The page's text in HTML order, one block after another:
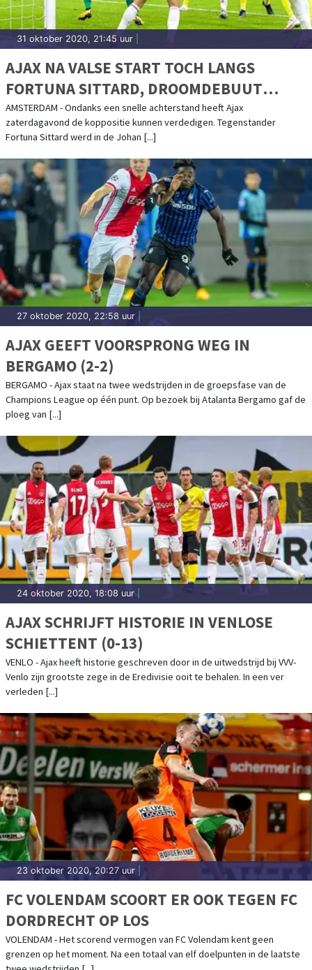
31 oktober 2020, 21:45 uur
AJAX NA VALSE START TOCH LANGS
FORTUNA SITTARD, DROOMDEBUUT
BROBBEY
AMSTERDAM - Ondanks een snelle achterstand heeft Ajax
zaterdagavond de koppositie kunnen verdedigen. Tegenstander
Fortuna Sittard werd in de Johan [...]
27 oktober 2020, 22:58 uur
AJAX GEEFT VOORSPRONG WEG IN
BERGAMO (2-2)
BERGAMO - Ajax staat na twee wedstrijden in de groepsfase van de
Champions League op één punt. Op bezoek bij Atalanta Bergamo gaf de
ploeg van [...]
24 oktober 2020, 18:08 uur
AJAX SCHRIJFT HISTORIE IN VENLOSE
SCHIETTENT (0-13)
VENLO - Ajax heeft historie geschreven door in de uitwedstrijd bij VVV-
Venlo zijn grootste zege in de Eredivisie ooit te behalen. In een ver
verleden [...]
23 oktober 2020, 20:27 uur
FC VOLENDAM SCOORT ER OOK TEGEN FC
DORDRECHT OP LOS
VOLENDAM - Het scorend vermogen van FC Volendam kent geen
grenzen op het moment. Na een totaal van elf doelpunten in de laatste